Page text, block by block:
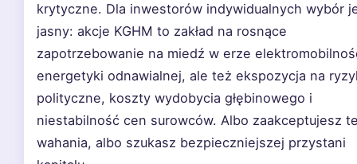
krytyczne. Dla inwestorów indywidualnych wybór
jasny: akcje KGHM to zakład na rosnące
zapotrzebowanie na miedź w erze
energetyki odnawialnej, ale też ekspozycja na
polityczne, koszty wydobycia głębinowego i
niestabilność cen surowców. Albo zaakceptujesz
wahania, albo szukasz bezpieczniejszej przystani